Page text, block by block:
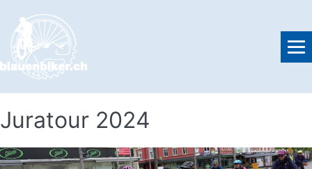
Juratour 2024